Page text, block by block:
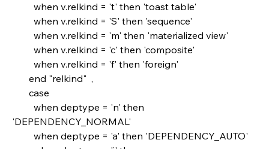
         when v.relkind = 't' then 'toast table'
         when v.relkind = 'S' then 'sequence'
         when v.relkind = 'm' then 'materialized view'
         when v.relkind = 'c' then 'composite'
         when v.relkind = 'f' then 'foreign'
       end "relkind"  ,
       case
'DEPENDENCY_NORMAL'
         when deptype = 'a' then 'DEPENDENCY_AUTO'